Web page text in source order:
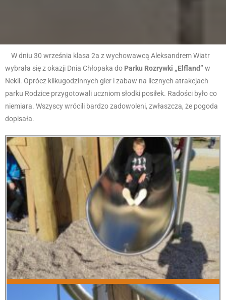
W dniu 30 września klasa 2a z wychowawcą Aleksandrem Wiatr
wybrała się z okazji Dnia Chłopaka do Parku Rozrywki „Elfland” w
Nekli. Oprócz kilkugodzinnych gier i zabaw na licznych atrakcjach
parku Rodzice przygotowali uczniom słodki posiłek. Radości było co
niemiara. Wszyscy wrócili bardzo zadowoleni, zwłaszcza, że pogoda
dopisała.